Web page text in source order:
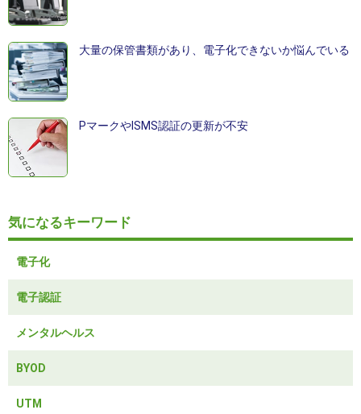
大量の保管書類があり、電子化できないか悩んでいる
PマークやISMS認証の更新が不安
気になるキーワード
電子化
電子認証
メンタルヘルス
BYOD
UTM